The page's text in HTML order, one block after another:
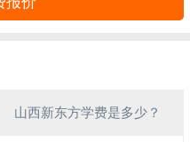
山西新东方学费是多少？